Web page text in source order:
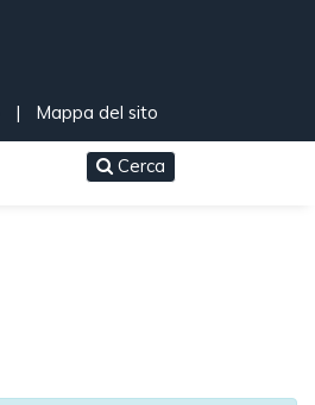
| Mappa del sito
Cerca